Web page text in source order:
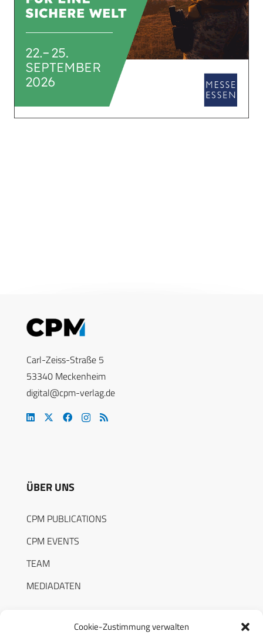
Cookie-Zustimmung verwalten
Carl-Zeiss-Straße 5
53340 Meckenheim
digital@cpm-verlag.de
ÜBER UNS
CPM PUBLICATIONS
CPM EVENTS
TEAM
MEDIADATEN